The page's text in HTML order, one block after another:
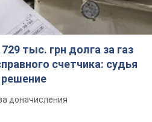
тыс. грн долга за газ
счетчика: судья
доначисления